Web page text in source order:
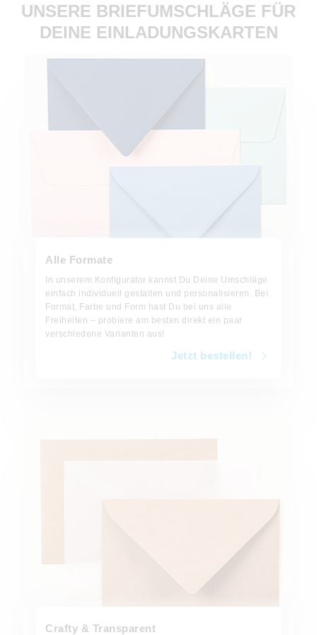
UNSERE BRIEFUMSCHLÄGE FÜR
DEINE EINLADUNGSKARTEN
Alle Formate
In unserem Konfigurator kannst Du Deine Umschläge
einfach individuell gestalten und personalisieren. Bei
Format, Farbe und Form hast Du bei uns alle
Freiheiten – probiere am besten direkt ein paar
verschiedene Varianten aus!
Jetzt bestellen!
Crafty & Transparent